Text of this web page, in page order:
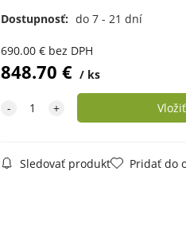
Dostupnosť: do 7 - 21 dní
690.00 € bez DPH
848.70 € ks
Sledovať produkt Pridať do